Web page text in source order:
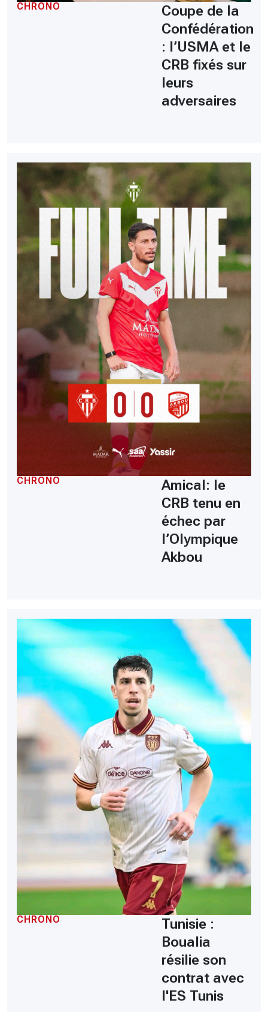
CHRONO
Coupe de la
Confédération
: l’USMA et le
CRB fixés sur
leurs
adversaires
CHRONO
Amical: le
CRB tenu en
échec par
l’Olympique
Akbou
CHRONO
Tunisie :
Boualia
résilie son
contrat avec
l'ES Tunis